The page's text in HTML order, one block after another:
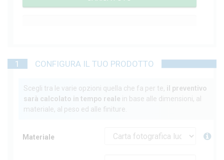
1 CONFIGURA IL TUO PRODOTTO
Scegli tra le varie opzioni quella che fa per te, il preventivo
sarà calcolato in tempo reale in base alle dimensioni, al
materiale, al peso ed alle finiture.
Materiale